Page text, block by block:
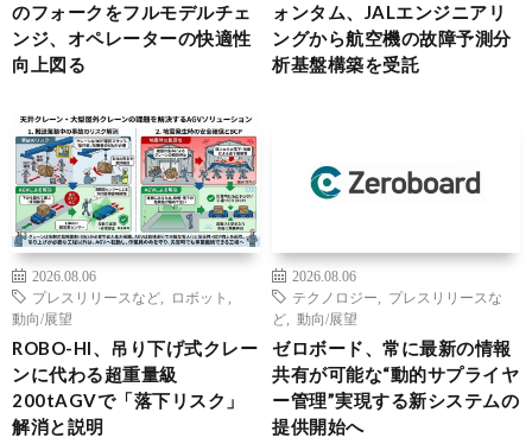
のフォークをフルモデルチェ
ンジ、オペレーターの快適性
向上図る
ォンタム、JALエンジニアリ
ングから航空機の故障予測分
析基盤構築を受託
2026.08.06
プレスリリースなど
ロボット
動向/展望
ROBO-HI、吊り下げ式クレー
ンに代わる超重量級
200tAGVで「落下リスク」
解消と説明
2026.08.06
テクノロジー
プレスリリースな
ど
動向/展望
ゼロボード、常に最新の情報
共有が可能な“動的サプライヤ
ー管理”実現する新システムの
提供開始へ